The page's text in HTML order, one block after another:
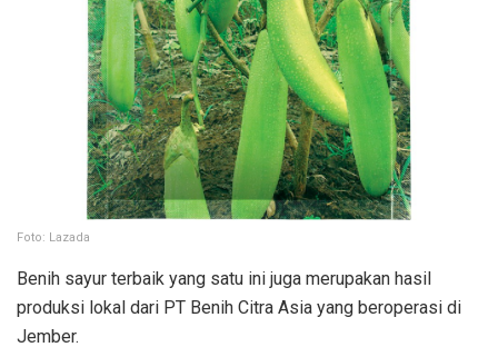
Foto: Lazada
Benih sayur terbaik yang satu ini juga merupakan hasil
produksi lokal dari PT Benih Citra Asia yang beroperasi di
Jember.